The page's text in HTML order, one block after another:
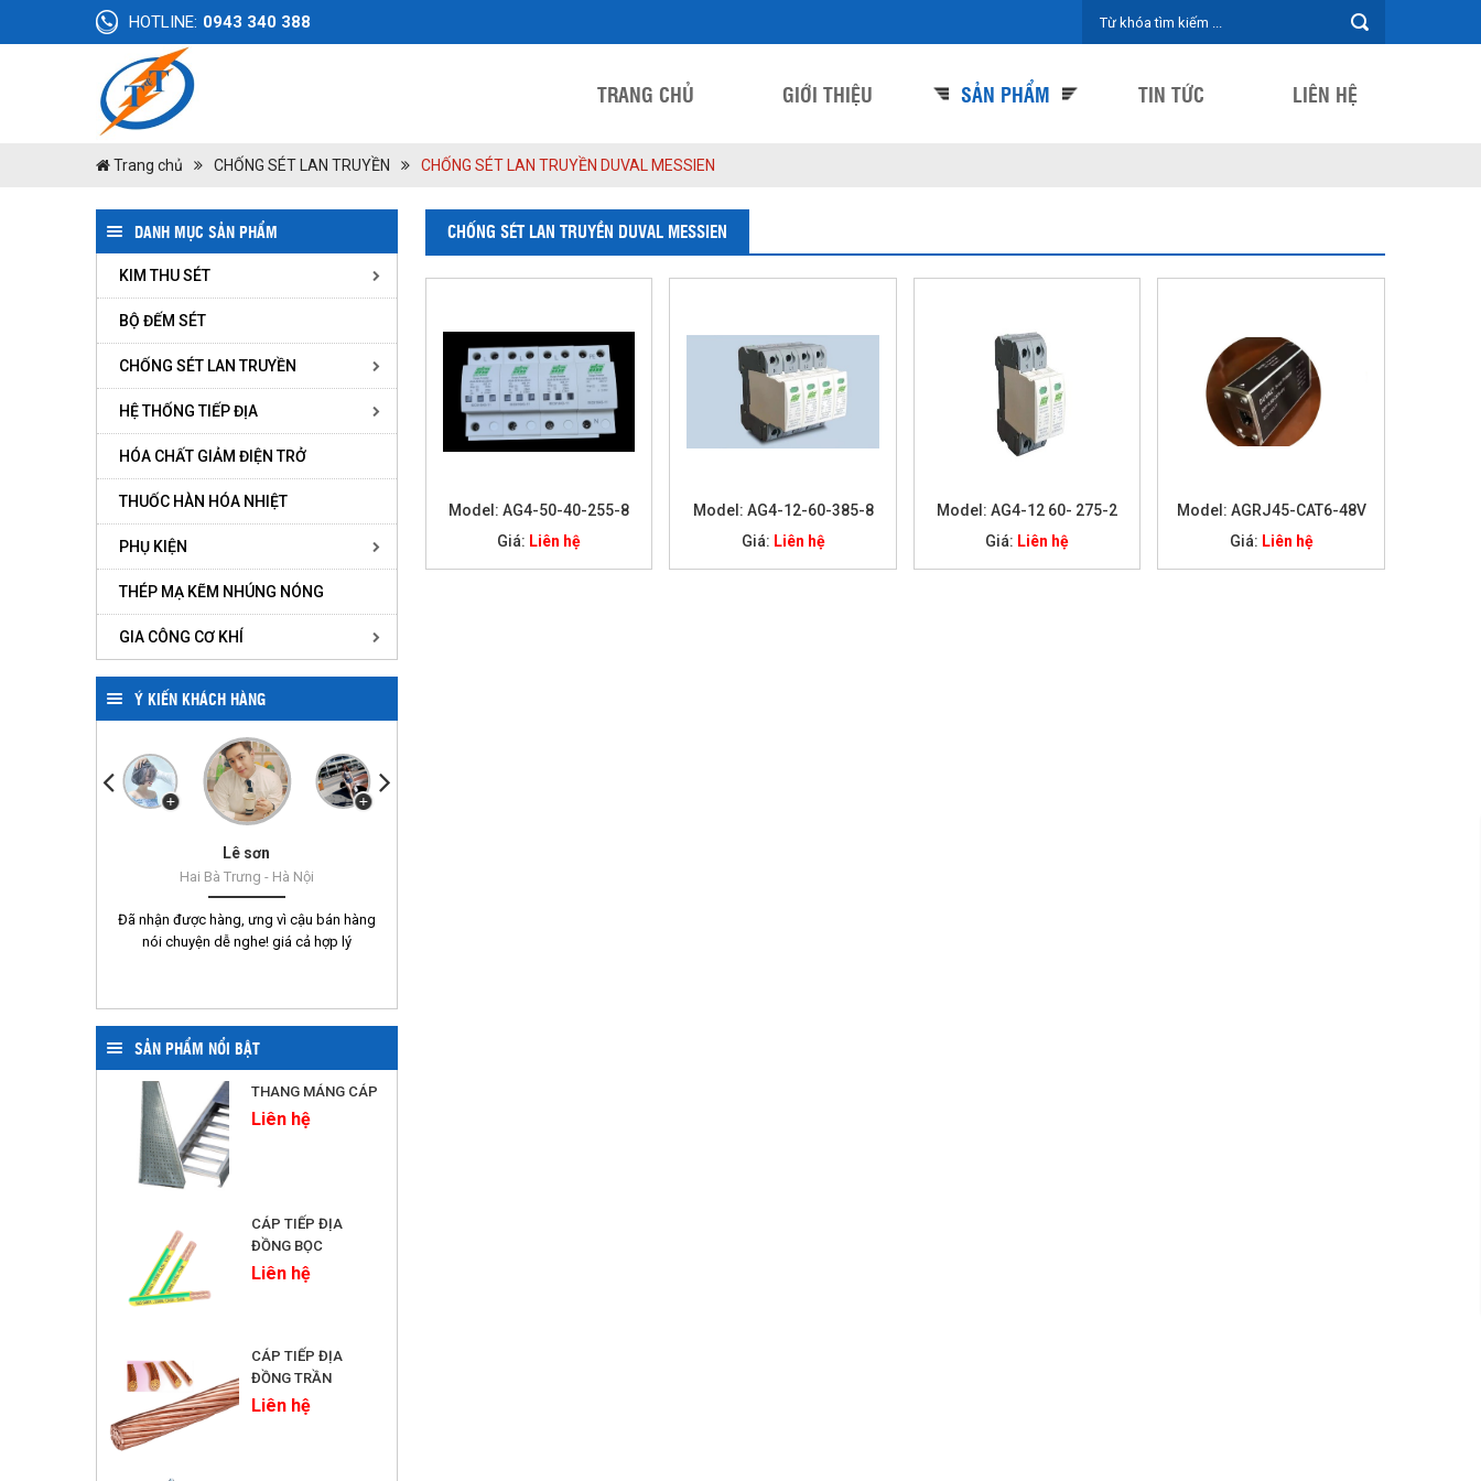
HOTLINE: 0943 340 388
TRANG CHỦ GIỚI THIỆU SẢN PHẨM TIN TỨC LIÊN HỆ
Trang chủ CHỐNG SÉT LAN TRUYỀN CHỐNG SÉT LAN TRUYỀN DUVAL MESSIEN
DANH MỤC SẢN PHẨM
KIM THU SÉT
BỘ ĐẾM SÉT
CHỐNG SÉT LAN TRUYỀN
HỆ THỐNG TIẾP ĐỊA
HÓA CHẤT GIẢM ĐIỆN TRỞ
THUỐC HÀN HÓA NHIỆT
PHỤ KIỆN
THÉP MẠ KẼM NHÚNG NÓNG
GIA CÔNG CƠ KHÍ
Ý KIẾN KHÁCH HÀNG
Lê sơn
Hai Bà Trưng - Hà Nội
Đã nhận được hàng, ưng vì cậu bán hàng
nói chuyện dễ nghe! giá cả hợp lý
Trịnh Thị Thu Giang
Quân Minh
Tạ Cảnh
Hoàng Hải
Hàng nhập trực tiếp
Nguyễn Huyền
SẢN PHẨM NỔI BẬT
THANG MÁNG CÁP
Liên hệ
CÁP TIẾP ĐỊA
ĐỒNG BỌC
Liên hệ
CÁP TIẾP ĐỊA
ĐỒNG TRẦN
Liên hệ
CHỐNG SÉT LAN TRUYỀN DUVAL MESSIEN
Model: AG4-50-40-255-8
Giá: Liên hệ
Model: AG4-12-60-385-8
Giá: Liên hệ
Model: AG4-12 60- 275-2
Giá: Liên hệ
Model: AGRJ45-CAT6-48V
Giá: Liên hệ